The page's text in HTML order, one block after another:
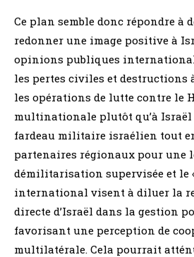
Ce plan semble donc répondre à
redonner une image positive à
opinions publiques
les pertes civiles et destructions
les opérations de lutte contre le
multinationale plutôt qu’à Israël
fardeau militaire israélien tout
partenaires régionaux pour une
démilitarisation supervisée et le
international visent à diluer la
directe d’Israël dans la gestion
favorisant une perception de
multilatérale. Cela pourrait